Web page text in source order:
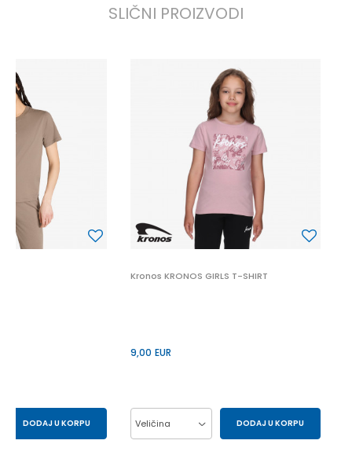
SLIČNI PROIZVODI
DODAJ U KORPU
Kronos KRONOS GIRLS T-SHIRT
9,00 EUR
Veličina DODAJ U KORPU